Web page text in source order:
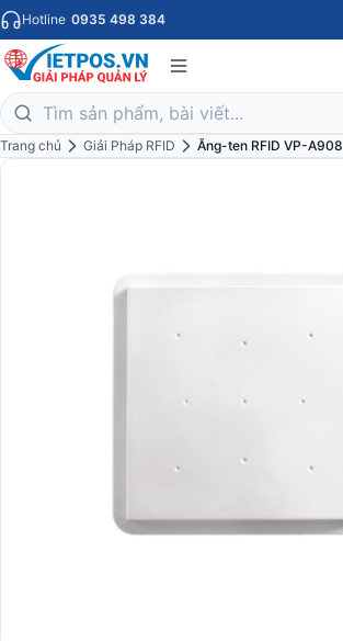
Hotline 0935 498 384
Trang chủ Giải Pháp RFID Ăng-ten RFID VP-A908